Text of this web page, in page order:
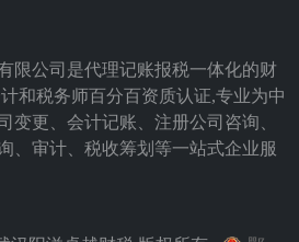
限公司是代理记账报税一体化的财
和税务师百分百资质认证,专业为中
变更、会计记账、注册公司咨询、
、审计、税收筹划等一站式企业服